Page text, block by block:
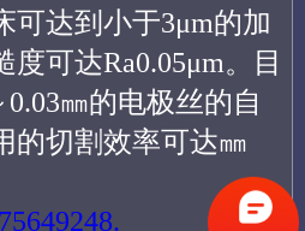
可达到小于3μm的加
可达Ra0.05μm。目
㎜的电极丝的自
的切割效率可达㎜